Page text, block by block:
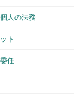
人の法務
ト
任